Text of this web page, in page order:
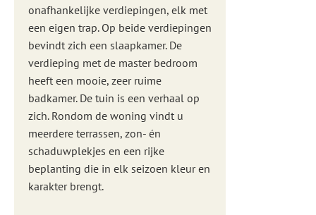
onafhankelijke verdiepingen, elk met
een eigen trap. Op beide verdiepingen
bevindt zich een slaapkamer. De
verdieping met de master bedroom
heeft een mooie, zeer ruime
badkamer. De tuin is een verhaal op
zich. Rondom de woning vindt u
meerdere terrassen, zon- én
schaduwplekjes en een rijke
beplanting die in elk seizoen kleur en
karakter brengt.